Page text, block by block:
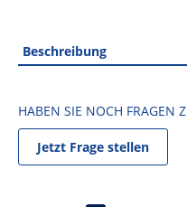
Beschreibung
HABEN SIE NOCH FRAGEN
Jetzt Frage stellen